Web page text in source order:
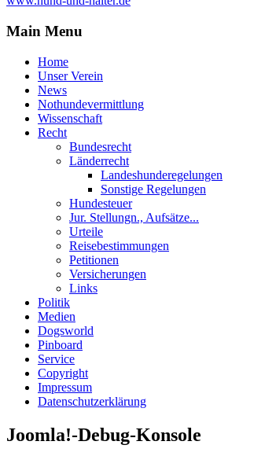
Main Menu
Home
Unser Verein
News
Nothundevermittlung
Wissenschaft
Recht
Bundesrecht
Länderrecht
Landeshunderegelungen
Sonstige Regelungen
Hundesteuer
Jur. Stellungn., Aufsätze...
Urteile
Reisebestimmungen
Petitionen
Versicherungen
Links
Politik
Medien
Dogsworld
Pinboard
Service
Copyright
Impressum
Datenschutzerklärung
Joomla!-Debug-Konsole